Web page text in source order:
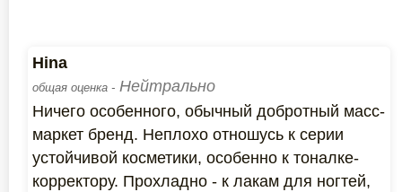
Hina
общая оценка - Нейтрально
Ничего особенного, обычный добротный масс-
маркет бренд. Неплохо отношусь к серии
устойчивой косметики, особенно к тоналке-
корректору. Прохладно - к лакам для ногтей,